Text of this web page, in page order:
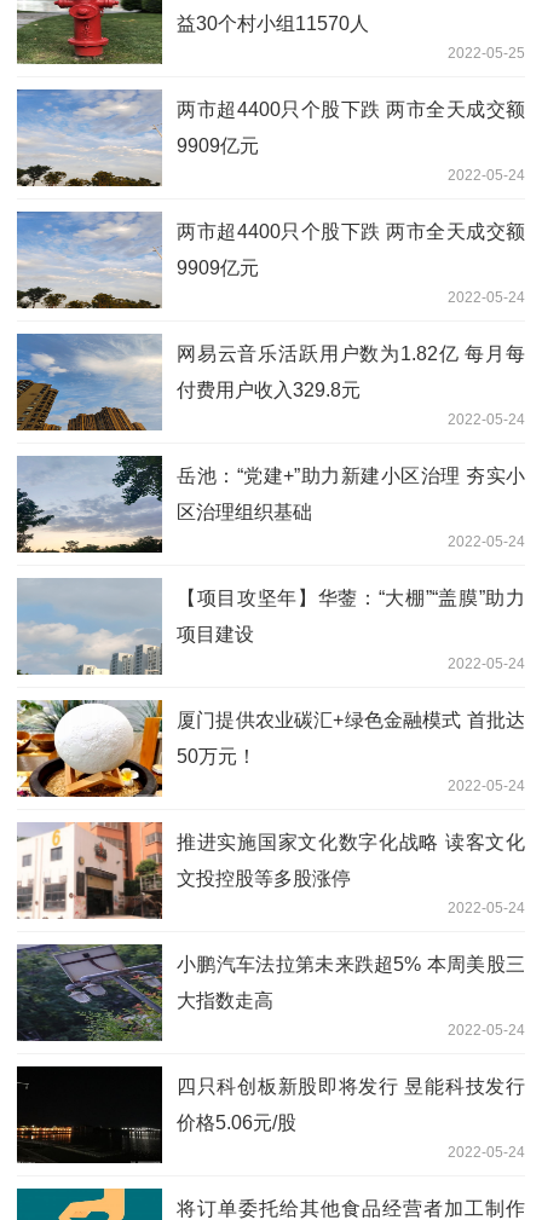
益30个村小组11570人
2022-05-25
两市超4400只个股下跌 两市全天成交额
9909亿元
2022-05-24
两市超4400只个股下跌 两市全天成交额
9909亿元
2022-05-24
网易云音乐活跃用户数为1.82亿 每月每
付费用户收入329.8元
2022-05-24
岳池：“党建+”助力新建小区治理 夯实小
区治理组织基础
2022-05-24
【项目攻坚年】华蓥：“大棚”“盖膜”助力
项目建设
2022-05-24
厦门提供农业碳汇+绿色金融模式 首批达
50万元！
2022-05-24
推进实施国家文化数字化战略 读客文化
文投控股等多股涨停
2022-05-24
小鹏汽车法拉第未来跌超5% 本周美股三
大指数走高
2022-05-24
四只科创板新股即将发行 昱能科技发行
价格5.06元/股
2022-05-24
将订单委托给其他食品经营者加工制作